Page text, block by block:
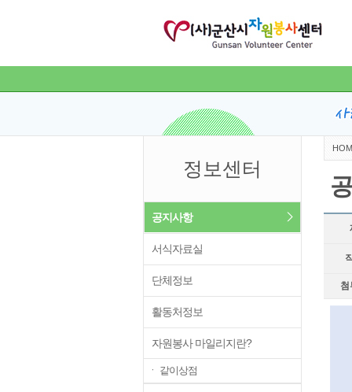
정보센터
공지사항
서식자료실
단체정보
활동처정보
자원봉사 마일리지란?
ㆍ 같이상점
첨